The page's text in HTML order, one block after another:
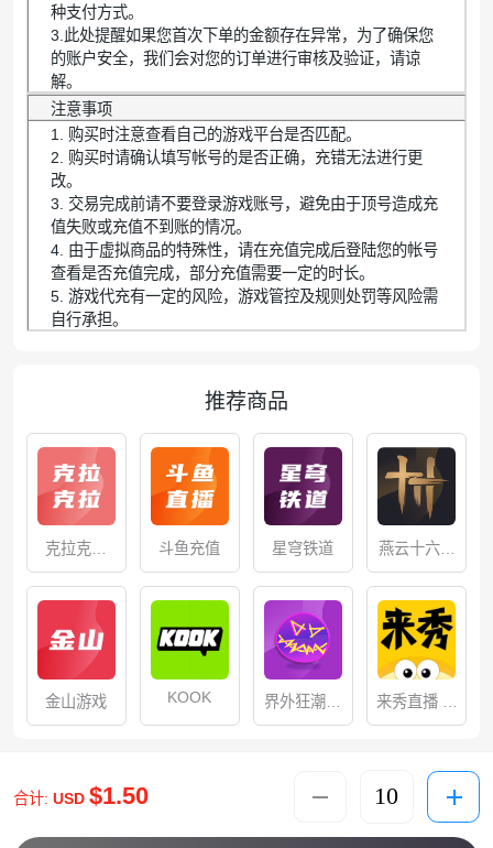
种支付方式。
3.此处提醒如果您首次下单的金额存在异常，为了确保您
的账户安全，我们会对您的订单进行审核及验证，请谅
解。
注意事项
1. 购买时注意查看自己的游戏平台是否匹配。
2. 购买时请确认填写帐号的是否正确，充错无法进行更
改。
3. 交易完成前请不要登录游戏账号，避免由于顶号造成充
值失败或充值不到账的情况。
4. 由于虚拟商品的特殊性，请在充值完成后登陆您的帐号
查看是否充值完成，部分充值需要一定的时长。
5. 游戏代充有一定的风险，游戏管控及规则处罚等风险需
自行承担。
推荐商品
克拉克拉
（充值）
斗鱼充值 星穹铁道
燕云十六声
充值
金山游戏 KOOK
界外狂潮国
服
来秀直播 充
值
合计: USD $1.50